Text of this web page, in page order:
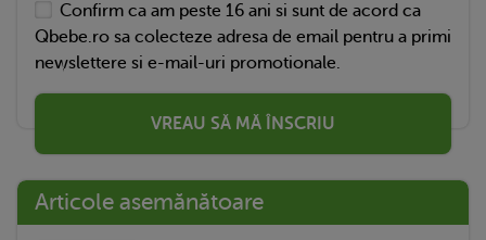
Confirm ca am peste 16 ani si sunt de acord ca
Qbebe.ro sa colecteze adresa de email pentru a primi
newslettere si e-mail-uri promotionale.
VREAU SĂ MĂ ÎNSCRIU
Articole asemănătoare